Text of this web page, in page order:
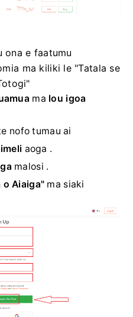
ona e faatumu
ma kiliki le "Tatala se
ma lou igoa
nofo tumau ai
aoga .
malosi .
o Aiaiga" ma siaki